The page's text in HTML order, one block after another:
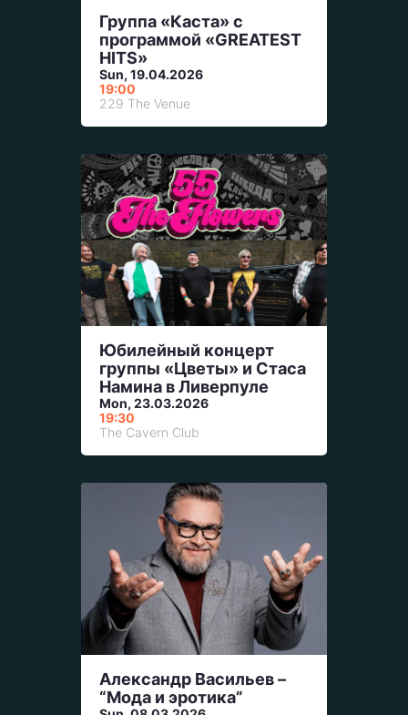
Группа «Каста» с
программой «GREATEST
HITS»
Sun, 19.04.2026
19:00
229 The Venue
Юбилейный концерт
группы «Цветы» и Стаса
Намина в Ливерпуле
Mon, 23.03.2026
19:30
The Cavern Club
Александр Васильев –
“Мода и эротика”